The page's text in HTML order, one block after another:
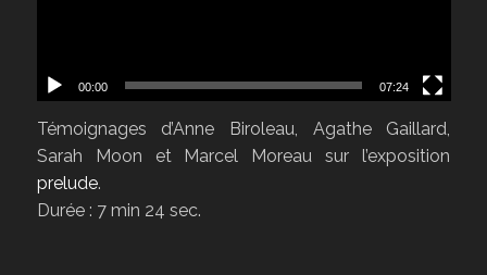
00:00 07:24
Témoignages d’Anne Biroleau, Agathe Gaillard,
Sarah Moon et Marcel Moreau sur l’exposition
prelude.
Durée : 7 min 24 sec.